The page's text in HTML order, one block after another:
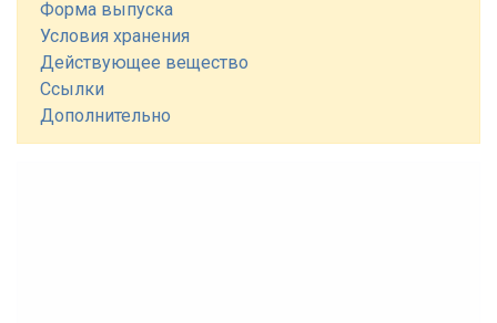
Форма выпуска
Условия хранения
Действующее вещество
Ссылки
Дополнительно